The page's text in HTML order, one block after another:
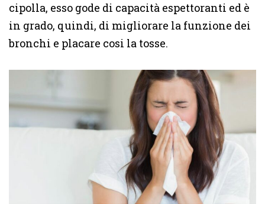
cipolla, esso gode di capacità espettoranti ed è
in grado, quindi, di migliorare la funzione dei
bronchi e placare cosi la tosse.